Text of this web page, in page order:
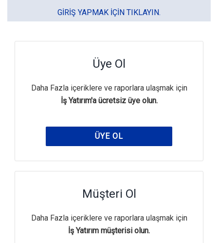
GIRIŞ YAPMAK IÇIN TIKLAYIN.
Üye Ol
Daha Fazla içeriklere ve raporlara ulaşmak için
İş Yatırım'a ücretsiz üye olun.
ÜYE OL
Müşteri Ol
Daha Fazla içeriklere ve raporlara ulaşmak için
İş Yatırım müşterisi olun.